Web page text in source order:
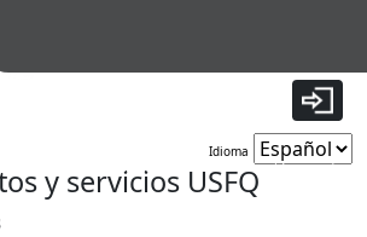
9 minutos 56 segundos
Idioma
y servicios USFQ